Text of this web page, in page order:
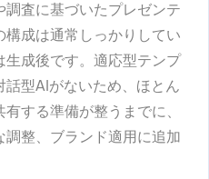
調査に基づいたプレゼンテ
成は通常しっかりしてい
生成後です。適応型テンプ
型AIがないため、ほとん
する準備が整うまでに、
整、ブランド適用に追加